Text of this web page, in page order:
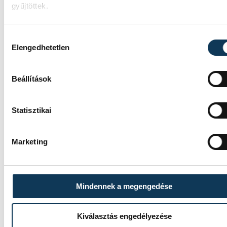
gyűjtöttek.
Elengedhetetlen
Beállítások
Statisztikai
Marketing
Mindennek a megengedése
Kiválasztás engedélyezése